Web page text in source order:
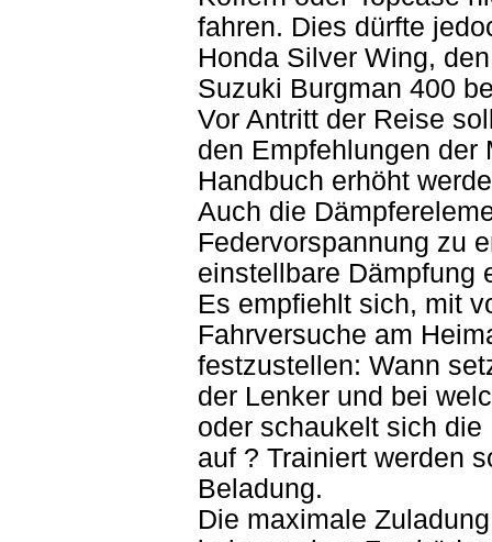
fahren. Dies dürfte
Honda Silver Wing,
Suzuki Burgman 400
Vor Antritt der Reise
den Empfehlungen der
Handbuch erhöht
Auch die
Federvorspannung zu
einstellbare Dämpfung
Es empfiehlt sich, mit
Fahrversuche am
festzustellen: Wann
der Lenker und bei
oder schaukelt sich
auf ? Trainiert werden
Beladung.
Die maximale